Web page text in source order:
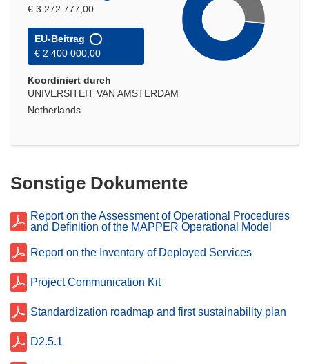
€ 3 272 777,00
EU-Beitrag
€ 2 400 000,00
Koordiniert durch
UNIVERSITEIT VAN AMSTERDAM
Netherlands
Sonstige Dokumente
Report on the Assessment of Operational Procedures
and Definition of the MAPPER Operational Model
Report on the Inventory of Deployed Services
Project Communication Kit
Standardization roadmap and first sustainability plan
D2.5.1